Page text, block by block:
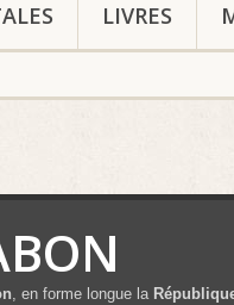
LIVRES
, en forme longue la